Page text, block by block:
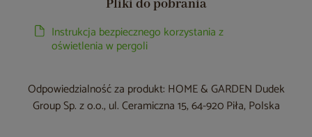
Pliki do pobrania
Instrukcja bezpiecznego korzystania z
oświetlenia w pergoli
Odpowiedzialność za produkt: HOME & GARDEN Dudek
Group Sp. z o.o., ul. Ceramiczna 15, 64-920 Piła, Polska